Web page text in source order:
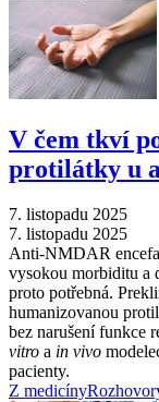
V čem tkví
protilátky u
7. listopadu 2025
7. listopadu 2025
Anti-NMDAR
vysokou morbiditu a
proto potřebná.
humanizovanou
bez narušení funkce
vitro a in vivo
pacienty.
Z medicíny